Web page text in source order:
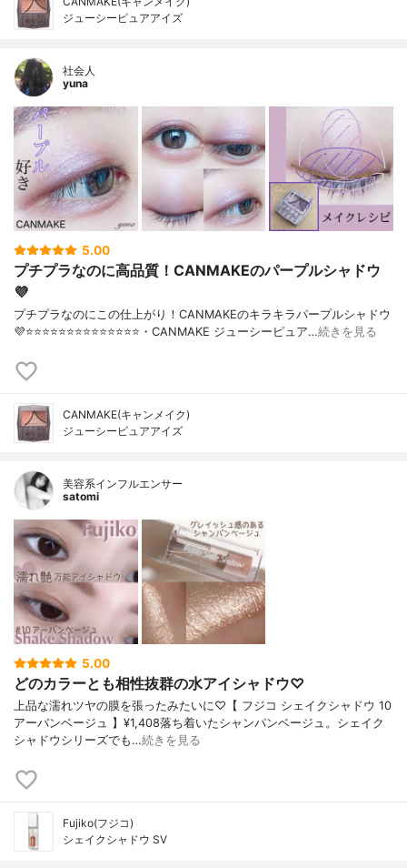
ジューシーピュアアイズ
社会人
yuna
5.00
プチプラなのに高品質！CANMAKEのパープルシャドウ
💜
プチプラなのにこの仕上がり！CANMAKEのキラキラパープルシャドウ
💜⭐️⭐️⭐️⭐️⭐️⭐️⭐️⭐️⭐️⭐️⭐️⭐️⭐️⭐️・CANMAKE ジューシーピュア…続きを見る
CANMAKE(キャンメイク)
ジューシーピュアアイズ
美容系インフルエンサー
satomi
5.00
どのカラーとも相性抜群の水アイシャドウ♡
上品な濡れツヤの膜を張ったみたいに♡【 フジコ シェイクシャドウ 10
アーバンベージュ 】¥1,408落ち着いたシャンパンベージュ。シェイク
シャドウシリーズでも…続きを見る
Fujiko(フジコ)
シェイクシャドウ SV